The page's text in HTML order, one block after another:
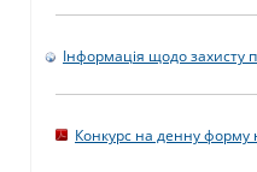
Інформація щодо захисту
Конкурс на денну форму